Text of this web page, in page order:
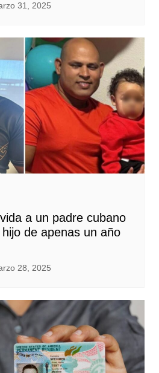
31, 2025
a un padre cubano
de apenas un año
28, 2025